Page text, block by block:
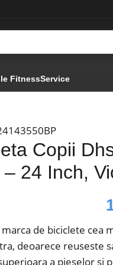
FitnessService
Copii
24 Inch,
marca de biciclete cea
deoarece reuseste
a pieselor si